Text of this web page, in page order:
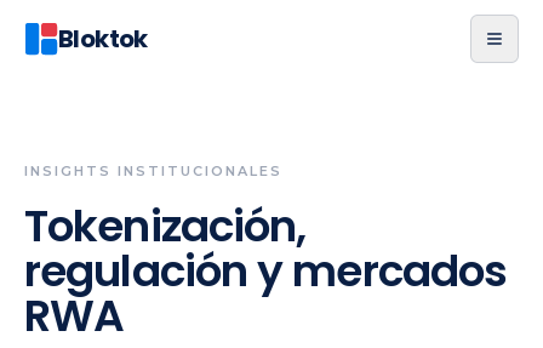
Bloktok
INSIGHTS INSTITUCIONALES
Tokenización,
regulación y mercados
RWA